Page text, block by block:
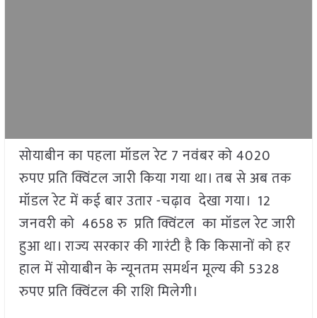
सोयाबीन का पहला मॉडल रेट 7 नवंबर को 4020
रुपए प्रति क्विंटल जारी किया गया था। तब से अब तक
मॉडल रेट में कई बार उतार -चढ़ाव देखा गया। 12
जनवरी को 4658 रु प्रति क्विंटल का मॉडल रेट जारी
हुआ था। राज्य सरकार की गारंटी है कि किसानों को हर
हाल में सोयाबीन के न्यूनतम समर्थन मूल्य की 5328
रुपए प्रति क्विंटल की राशि मिलेगी।